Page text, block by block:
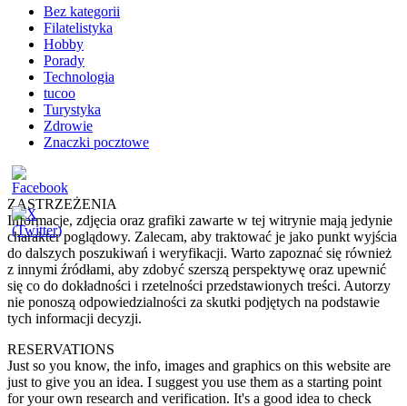
Bez kategorii
Filatelistyka
Hobby
Porady
Technologia
tucoo
Turystyka
Zdrowie
Znaczki pocztowe
ZASTRZEŻENIA
Informacje, zdjęcia oraz grafiki zawarte w tej witrynie mają jedynie
charakter poglądowy. Zalecam, aby traktować je jako punkt wyjścia
do dalszych poszukiwań i weryfikacji. Warto zapoznać się również
z innymi źródłami, aby zdobyć szerszą perspektywę oraz upewnić
się co do dokładności i rzetelności przedstawionych treści. Autorzy
nie ponoszą odpowiedzialności za skutki podjętych na podstawie
tych informacji decyzji.
RESERVATIONS
Just so you know, the info, images and graphics on this website are
just to give you an idea. I suggest you use them as a starting point
for your own research and verification. It's a good idea to check